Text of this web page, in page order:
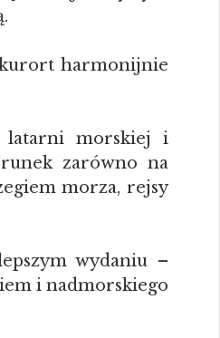
kurort harmonijnie
latarni morskiej i
zarówno na
morza, rejsy
wydaniu –
i nadmorskiego